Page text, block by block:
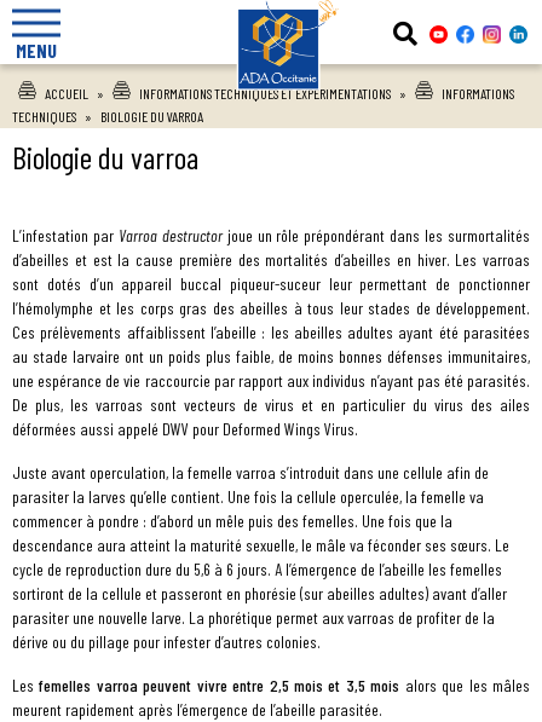
MENU
ACCUEIL » INFORMATIONS TECHNIQUES ET EXPÉRIMENTATIONS »
INFORMATIONS
TECHNIQUES » BIOLOGIE DU VARROA
Biologie du varroa
L’infestation par Varroa destructor joue un rôle prépondérant dans les surmortalités
d’abeilles et est la cause première des mortalités d’abeilles en hiver. Les varroas
sont dotés d’un appareil buccal piqueur-suceur leur permettant de ponctionner
l’hémolymphe et les corps gras des abeilles à tous leur stades de développement.
Ces prélèvements affaiblissent l’abeille : les abeilles adultes ayant été parasitées
au stade larvaire ont un poids plus faible, de moins bonnes défenses immunitaires,
une espérance de vie raccourcie par rapport aux individus n’ayant pas été parasités.
De plus, les varroas sont vecteurs de virus et en particulier du virus des ailes
déformées aussi appelé DWV pour Deformed Wings Virus.
Juste avant operculation, la femelle varroa s’introduit dans une cellule afin de
parasiter la larves qu’elle contient. Une fois la cellule operculée, la femelle va
commencer à pondre : d’abord un mêle puis des femelles. Une fois que la
descendance aura atteint la maturité sexuelle, le mâle va féconder ses sœurs. Le
cycle de reproduction dure du 5,6 à 6 jours. A l’émergence de l’abeille les femelles
sortiront de la cellule et passeront en phorésie (sur abeilles adultes) avant d’aller
parasiter une nouvelle larve. La phorétique permet aux varroas de profiter de la
dérive ou du pillage pour infester d’autres colonies.
Lesfemelles varroa peuvent vivre entre 2,5 mois et 3,5 mois alors que les mâles
meurent rapidement après l’émergence de l’abeille parasitée.